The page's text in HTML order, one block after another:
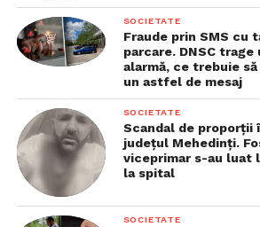
„These are big steps that we
will not stop, regardless of the
destabilization attempts of those
either a Romania or a Europe on
without toxic energy
Sebastian Burduja. AGERPRES
Vizualizări: 107
SOCIETATE
Fraude prin SMS cu
parcare. DNSC trage
alarmă, ce trebuie
un astfel de mesaj
SOCIETATE
Scandal de proporții
județul Mehedinți.
viceprimar s-au luat
la spital
SOCIETATE